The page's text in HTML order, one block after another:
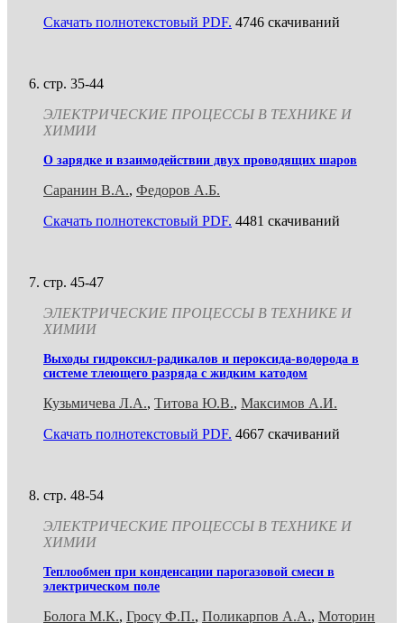
Скачать полнотекстовый PDF. 4746 скачиваний
стр. 35-44
ЭЛЕКТРИЧЕСКИЕ ПРОЦЕССЫ В ТЕХНИКЕ И
ХИМИИ
О зарядке и взаимодействии двух проводящих шаров
Саранин В.А., Федоров А.Б.
Скачать полнотекстовый PDF. 4481 скачиваний
стр. 45-47
ЭЛЕКТРИЧЕСКИЕ ПРОЦЕССЫ В ТЕХНИКЕ И
ХИМИИ
Выходы гидроксил-радикалов и пероксида-водорода в
системе тлеющего разряда с жидким катодом
Кузьмичева Л.А., Титова Ю.В., Максимов А.И.
Скачать полнотекстовый PDF. 4667 скачиваний
стр. 48-54
ЭЛЕКТРИЧЕСКИЕ ПРОЦЕССЫ В ТЕХНИКЕ И
ХИМИИ
Теплообмен при конденсации парогазовой смеси в
электрическом поле
Болога М.К., Гросу Ф.П., Поликарпов А.А., Моторин